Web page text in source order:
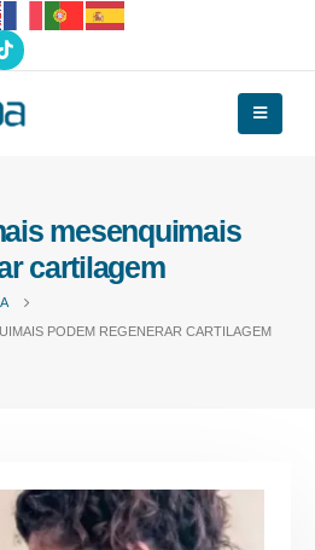
mesenquimais
cartilagem
PODEM REGENERAR CARTILAGEM